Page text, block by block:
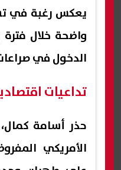
يعكس رغبة في
واضحة خلال فترة
الدخول في
تداعيات
حذر أسامة
الأمريكي